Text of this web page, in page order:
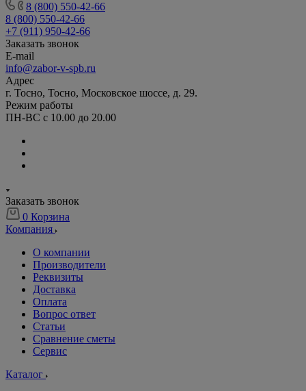
8 (800) 550-42-66
8 (800) 550-42-66
+7 (911) 950-42-66
Заказать звонок
E-mail
info@zabor-v-spb.ru
Адрес
г. Тосно, Тосно, Московское шоссе, д. 29.
Режим работы
ПН-ВС с 10.00 до 20.00
Заказать звонок
0 Корзина
Компания
О компании
Производители
Реквизиты
Доставка
Оплата
Вопрос ответ
Статьи
Сравнение сметы
Сервис
Каталог